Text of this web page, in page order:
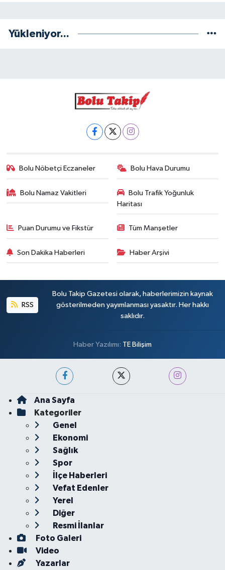
Yükleniyor...
Bolu Nöbetçi Eczaneler Bolu Hava Durumu
Bolu Namaz Vakitleri
Bolu Trafik Yoğunluk
Haritası
Puan Durumu ve Fikstür Tüm Manşetler
Son Dakika Haberleri Haber Arşivi
RSS
Bolu Takip Gazetesi olarak, haberlerimizin kaynak
gösterilmeden yayımlanması yasaktır. Her hakkı
saklıdır.
Haber Yazılımı: TE Bilişim
Ana Sayfa
Kategoriler
Genel
Ekonomi
Sağlık
Spor
İlçe Haberleri
Vefat Edenler
Yerel
Diğer
Resmi İlanlar
Foto Galeri
Video
Yazarlar